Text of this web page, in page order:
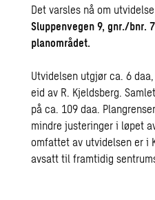
Det varsles nå om
Sluppenvegen 9, gnr./bnr.
planområdet.
Utvidelsen utgjør ca. 6
eid av R. Kjeldsberg.
på ca. 109 daa.
mindre justeringer i løpet
omfattet av utvidelsen er i
avsatt til framtidig